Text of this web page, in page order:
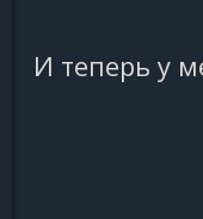
И теперь у